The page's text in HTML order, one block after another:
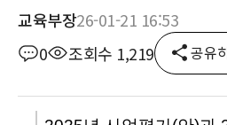
교육부장26-01-21 16:53
0
조회수 1,219 공유